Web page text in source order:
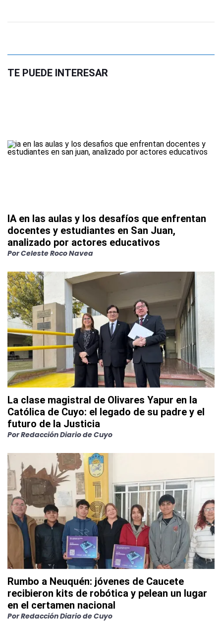
TE PUEDE INTERESAR
IA en las aulas y los desafíos que enfrentan
docentes y estudiantes en San Juan,
analizado por actores educativos
PorCeleste Roco Navea
La clase magistral de Olivares Yapur en la
Católica de Cuyo: el legado de su padre y el
futuro de la Justicia
PorRedacción Diario de Cuyo
Rumbo a Neuquén: jóvenes de Caucete
recibieron kits de robótica y pelean un lugar
en el certamen nacional
PorRedacción Diario de Cuyo